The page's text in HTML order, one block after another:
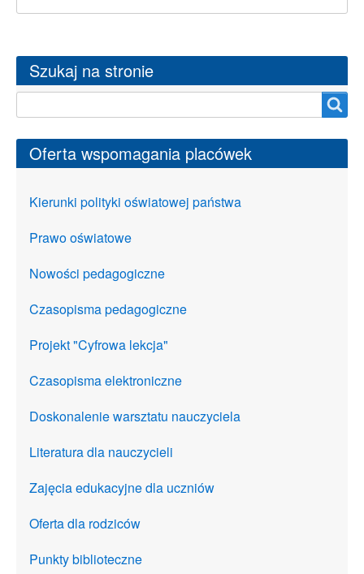
Szukaj na stronie
Oferta wspomagania placówek
Kierunki polityki oświatowej państwa
Prawo oświatowe
Nowości pedagogiczne
Czasopisma pedagogiczne
Projekt "Cyfrowa lekcja"
Czasopisma elektroniczne
Doskonalenie warsztatu nauczyciela
Literatura dla nauczycieli
Zajęcia edukacyjne dla uczniów
Oferta dla rodziców
Punkty biblioteczne